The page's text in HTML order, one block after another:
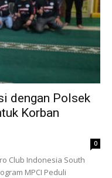
dengan Polsek
Korban
0
Club Indonesia South
MPCI Peduli